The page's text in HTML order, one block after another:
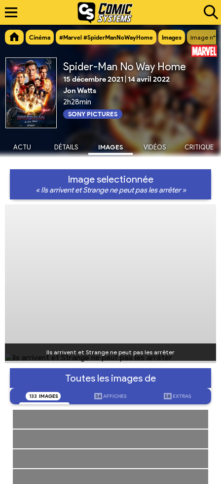
Cinéma #Marvel #SpiderManNoWayHome Images Image
Spider-Man No Way Home
15 décembre 2021 14 avril 2022
Jon Watts
2h28min
SONY PICTURES
ACTU DÉTAILS IMAGES VIDÉOS CRITIQUE
Image selectionnée
« Ils arrivent et Strange ne peut pas les arrêter »
Ils arrivent et Strange ne peut pas les arrêter
Toutes les images de
133 IMAGES 34 AFFICHES 58 EXTRAS